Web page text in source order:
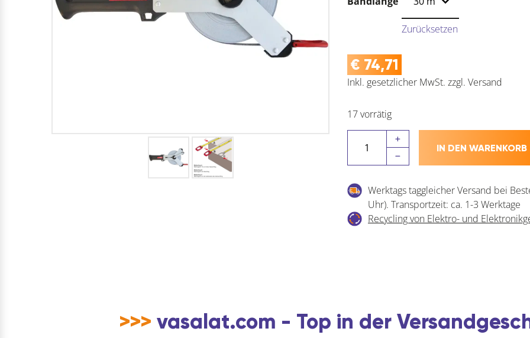
Zurücksetzen
€ 74,71
Inkl. gesetzlicher MwSt. zzgl. Versand
17 vorrätig
Rahmen-
Stahlmaßband
R
Menge
IN DEN WARENKORB
Werktags taggleicher Versand bei
Uhr). Transportzeit: ca. 1-3 Werktage
Recycling von Elektro- und
>>> vasalat.com - Top in der